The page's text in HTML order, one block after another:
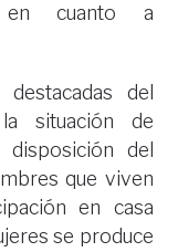
en cuanto a
del
situación de
del
que viven
en casa
se produce